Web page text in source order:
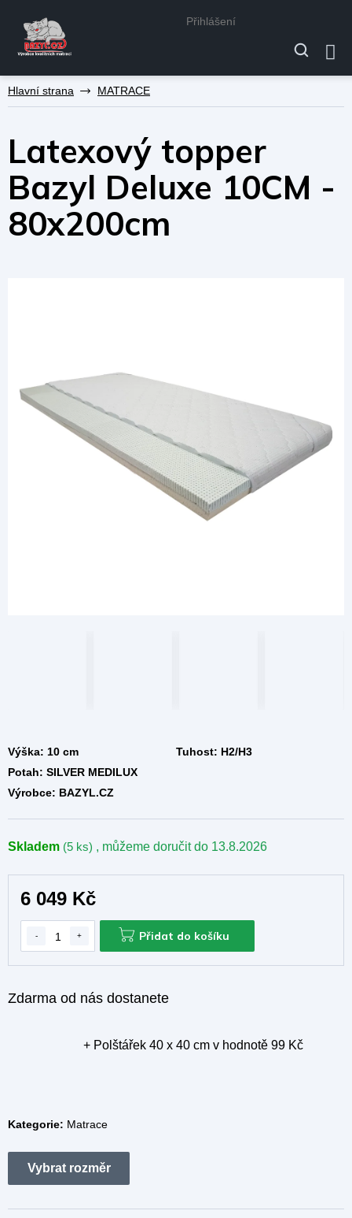
na
Přihlášení
MATRACE
Latexový topper
Bazyl Deluxe 10CM -
80x200cm
Skladem (5 ks) , můžeme doručit do 13.8.2026
Zdarma od nás dostanete
+ Polštářek 40 x 40 cm v hodnotě 99 Kč
Výška: 10 cm Tuhost: H2/H3
Potah: SILVER MEDILUX
Výrobce: BAZYL.CZ
Kategorie: Matrace
6 049 Kč
Přidat do košíku